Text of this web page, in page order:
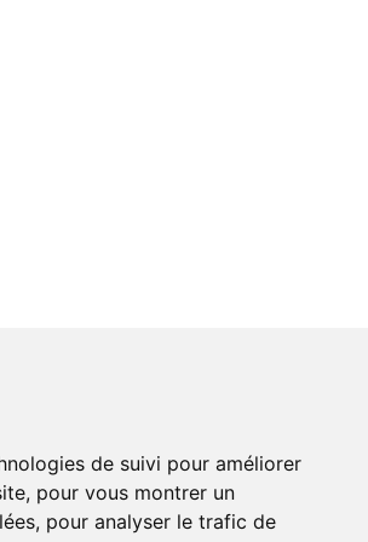
de suivi pour améliorer
pour vous montrer un
pour analyser le trafic de